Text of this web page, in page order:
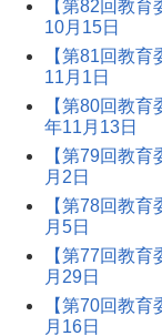
【第82回教
10月15日
【第81回教
11月1日
【第80回教
年11月13日
【第79回教
月2日
【第78回教
月5日
【第77回教
月29日
【第70回教
月16日